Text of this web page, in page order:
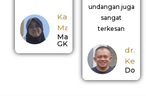
Kak
Manda
Mahasiswi
GKS
undangan juga
sangat
terkesan
dr.
Kemal
Dokter